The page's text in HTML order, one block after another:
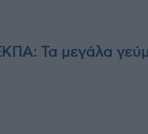
Τα μεγάλα